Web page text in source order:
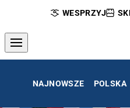
WESPRZYJ
NAJNOWSZE POLSKA